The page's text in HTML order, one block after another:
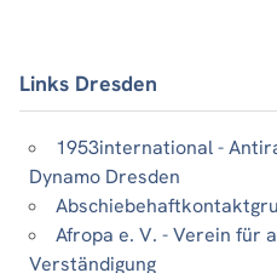
Links Dresden
1953international -
Dynamo Dresden
Afropa e. V. - Verein für
Verständigung